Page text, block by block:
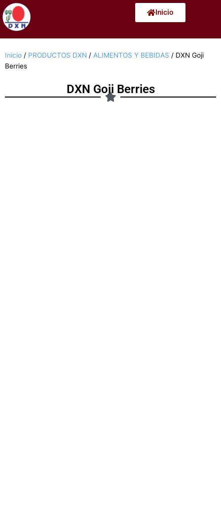
al
contenido
Inicio
Inicio / PRODUCTOS DXN / ALIMENTOS Y BEBIDAS / DXN Goji
Berries
DXN Goji Berries